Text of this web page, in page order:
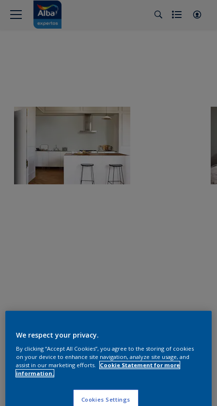
We respect your privacy.
By clicking “Accept All Cookies”, you agree to the storing of cookies
on your device to enhance site navigation, analyze site usage, and
assist in our marketing efforts.
Cookie Statement for more
information.
Cookies Settings